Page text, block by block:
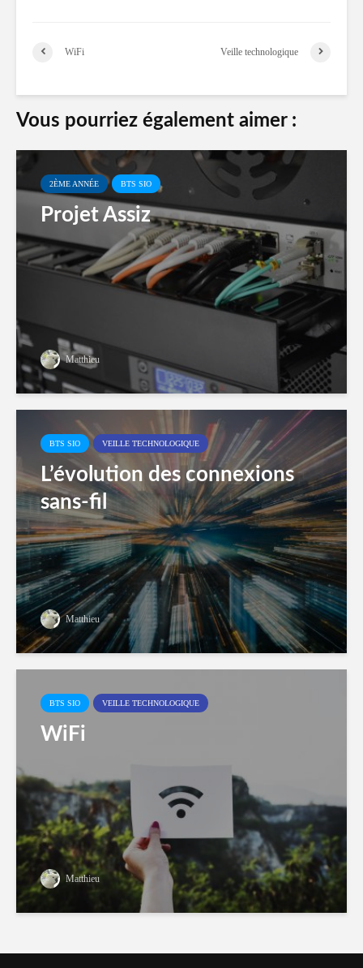
WiFi Veille technologique
Vous pourriez également aimer :
2ÈME ANNÉE BTS SIO
Projet Assiz
Matthieu
BTS SIO VEILLE TECHNOLOGIQUE
L’évolution des connexions
sans-fil
Matthieu
BTS SIO VEILLE TECHNOLOGIQUE
WiFi
Matthieu